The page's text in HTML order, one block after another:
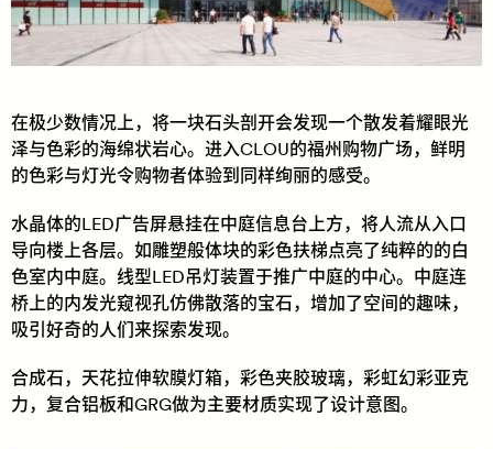
在极少数情况上，将一块石头剖开会发现一个散发着耀眼光
泽与色彩的海绵状岩心。进入CLOU的福州购物广场，鲜明
的色彩与灯光令购物者体验到同样绚丽的感受。
水晶体的LED广告屏悬挂在中庭信息台上方，将人流从入口
导向楼上各层。如雕塑般体块的彩色扶梯点亮了纯粹的的白
色室内中庭。线型LED吊灯装置于推广中庭的中心。中庭连
桥上的内发光窥视孔仿佛散落的宝石，增加了空间的趣味，
吸引好奇的人们来探索发现。
合成石，天花拉伸软膜灯箱，彩色夹胶玻璃，彩虹幻彩亚克
力，复合铝板和GRG做为主要材质实现了设计意图。